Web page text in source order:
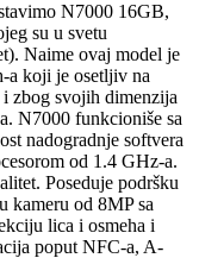
N7000 16GB,
su u svetu
Naime ovaj model je
a koji je osetljiv na
zbog svojih dimenzija
N7000 funkcioniše sa
nadogradnje softvera
od 1.4 GHz-a.
Poseduje podršku
kameru od 8MP sa
lica i osmeha i
poput NFC-a, A-